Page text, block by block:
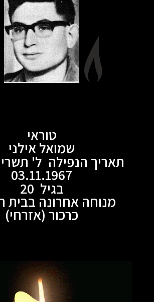
טוראי
שמואל אילני
תאריך הנפילה ל'
03.11.1967
בגיל 20
מנוחה אחרונה בבית
כרכור (אזרחי)